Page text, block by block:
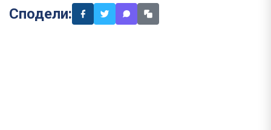
Сподели: